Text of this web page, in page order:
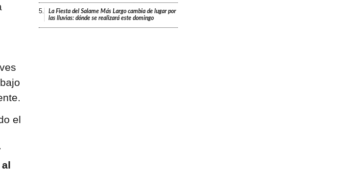
el
5.
La Fiesta del Salame Más Largo cambia de lugar por
las lluvias: dónde se realizará este domingo